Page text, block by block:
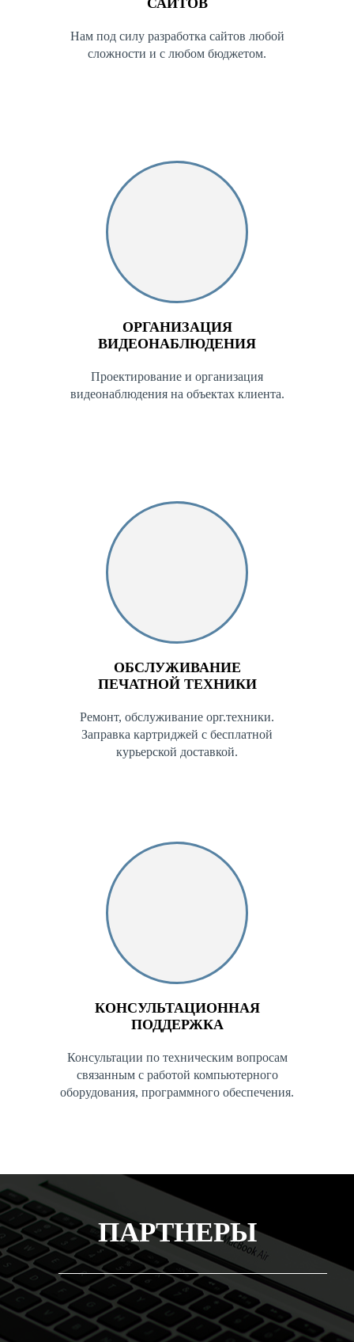
Нам под силу разработка сайтов любой
сложности и с любом бюджетом.
ОРГАНИЗАЦИЯ
ВИДЕОНАБЛЮДЕНИЯ
Проектирование и организация
видеонаблюдения на объектах клиента.
ОБСЛУЖИВАНИЕ
ПЕЧАТНОЙ ТЕХНИКИ
Ремонт, обслуживание орг.техники.
Заправка картриджей с бесплатной
курьерской доставкой.
КОНСУЛЬТАЦИОННАЯ
ПОДДЕРЖКА
Консультации по техническим вопросам
связанным с работой компьютерного
оборудования, программного обеспечения.
ПАРТНЕРЫ